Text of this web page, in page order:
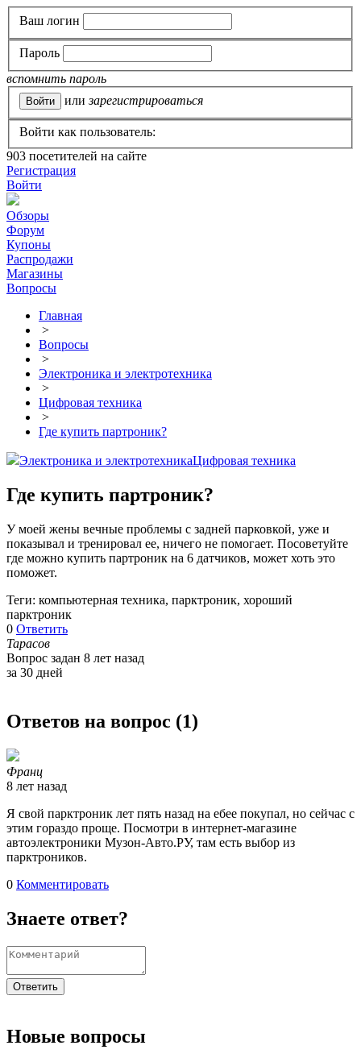
Ваш логин
Пароль
вспомнить пароль
или зарегистрироваться
Войти как пользователь:
903 посетителей на сайте
Регистрация
Войти
Обзоры
Форум
Купоны
Распродажи
Магазины
Вопросы
Главная
>
Вопросы
>
Электроника и электротехника
>
Цифровая техника
>
Где купить партроник?
Электроника и электротехникаЦифровая техника
Где купить партроник?
У моей жены вечные проблемы с задней парковкой, уже и
показывал и тренировал ее, ничего не помогает. Посоветуйте
где можно купить партроник на 6 датчиков, может хоть это
поможет.
Теги: компьютерная техника, парктроник, хороший
парктроник
0 Ответить
Тарасов
Вопрос задан 8 лет назад
за 30 дней
Ответов на вопрос (1)
Франц
8 лет назад
Я свой парктроник лет пять назад на ебее покупал, но сейчас с
этим гораздо проще. Посмотри в интернет-магазине
автоэлектроники Музон-Авто.РУ, там есть выбор из
парктроников.
0 Комментировать
Знаете ответ?
Ответить
Новые вопросы